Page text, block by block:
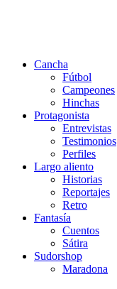
Cancha
Fútbol
Campeones
Hinchas
Protagonista
Entrevistas
Testimonios
Perfiles
Largo aliento
Historias
Reportajes
Retro
Fantasía
Cuentos
Sátira
Sudorshop
Maradona